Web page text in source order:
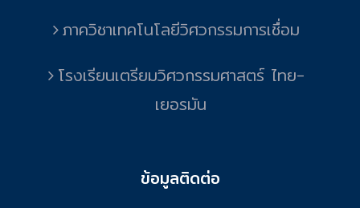
ภาควิชาเทคโนโลยีวิศวกรรมการเชื่อม
โรงเรียนเตรียมวิศวกรรมศาสตร์ ไทย-
เยอรมัน
ข้อมูลติดต่อ